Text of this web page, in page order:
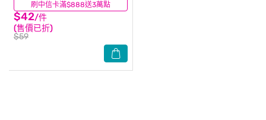
刷中信卡滿$888送3萬點
$42/件
(售價已折)
$59
(62)